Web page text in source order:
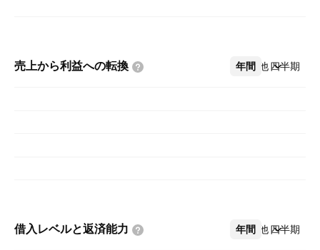
売上から利益への転換 年間 四半期
その他
借入レベルと返済能力 年間 四半期
その他